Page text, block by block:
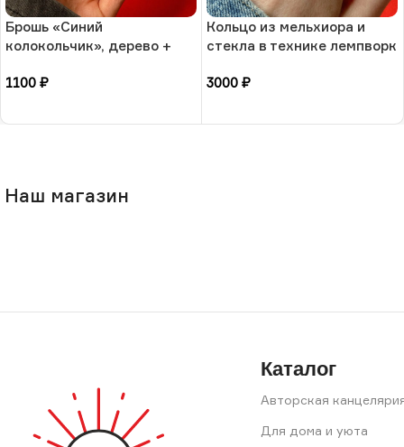
Брошь «Синий
колокольчик», дерево +
1100 ₽
Кольцо из мельхиора и
стекла в технике лемпворк
3000 ₽
Наш магазин
Каталог
Авторская
Для дома и уюта